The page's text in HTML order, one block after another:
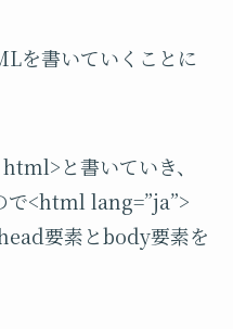
を書いていくことに
と書いていき、
で<html lang=”ja”>
要素とbody要素を